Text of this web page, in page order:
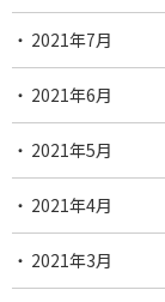
2021年7月
2021年6月
2021年5月
2021年4月
2021年3月